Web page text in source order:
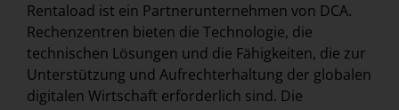
Rentaload ist ein Partnerunternehmen von DCA.
Rechenzentren bieten die Technologie, die
technischen Lösungen und die Fähigkeiten, die zur
Unterstützung und Aufrechterhaltung der globalen
digitalen Wirtschaft erforderlich sind. Die